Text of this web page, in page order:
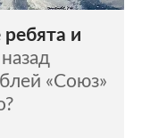
и
«Союз»